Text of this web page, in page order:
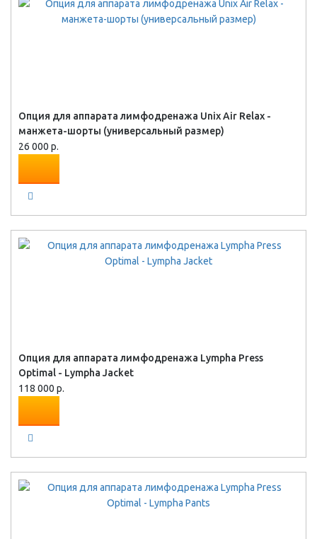
Опция для аппарата лимфодренажа Unix Air Relax -
манжета-шорты (универсальный размер)
26 000 р.
Опция для аппарата лимфодренажа Lympha Press
Optimal - Lympha Jacket
118 000 р.